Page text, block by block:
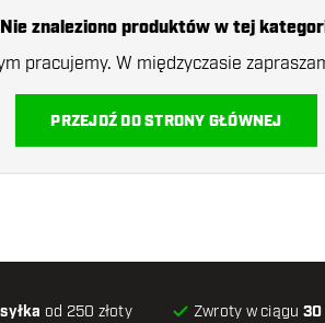
Nie znaleziono produktów w tej
pracujemy. W międzyczasie
PRZEJDŹ DO STRONY GŁÓWNEJ
od 250 złoty Zwroty w ciągu 30